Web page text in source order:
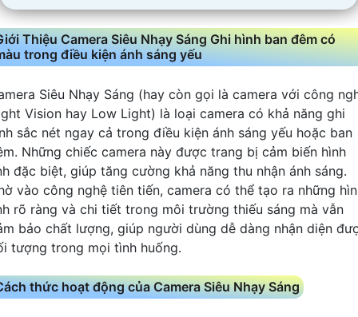
Thiệu Camera Siêu Nhạy Sáng Ghi hình ban đêm có
trong điều kiện ánh sáng yếu
Siêu Nhạy Sáng (hay còn gọi là camera với công
Vision hay Low Light) là loại camera có khả năng ghi
sắc nét ngay cả trong điều kiện ánh sáng yếu hoặc ban
Những chiếc camera này được trang bị cảm biến hình
đặc biệt, giúp tăng cường khả năng thu nhận ánh sáng.
vào công nghệ tiên tiến, camera có thể tạo ra những
rõ ràng và chi tiết trong môi trường thiếu sáng mà vẫn
bảo chất lượng, giúp người dùng dễ dàng nhận diện
tượng trong mọi tình huống.
thức hoạt động của Camera Siêu Nhạy Sáng